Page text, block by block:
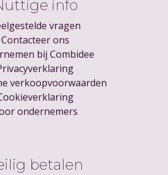
info
vragen
Contacteer ons
bij Combidee
verkoopvoorwaarden
ondernemers
betalen